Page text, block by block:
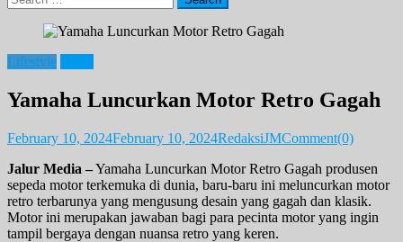
for:
Lifestyle
Yamaha Luncurkan Motor Retro Gagah
February 10, 2024February 10, 2024RedaksiJMComment(0)
Jalur Media –Yamaha Luncurkan Motor Retro Gagah produsen
sepeda motor terkemuka di dunia, baru-baru ini meluncurkan motor
retro terbarunya yang mengusung desain yang gagah dan klasik.
Motor ini merupakan jawaban bagi para pecinta motor yang ingin
tampil bergaya dengan nuansa retro yang keren.